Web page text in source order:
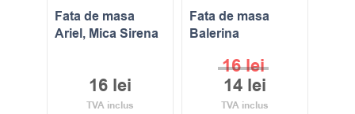
Fata de masa
Ariel, Mica Sirena
16 lei
TVA inclus
Fata de masa
Balerina
16lei
14 lei
TVA inclus